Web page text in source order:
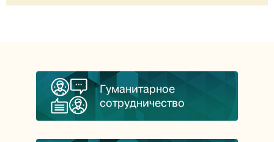
Гуманитарное
сотрудничество